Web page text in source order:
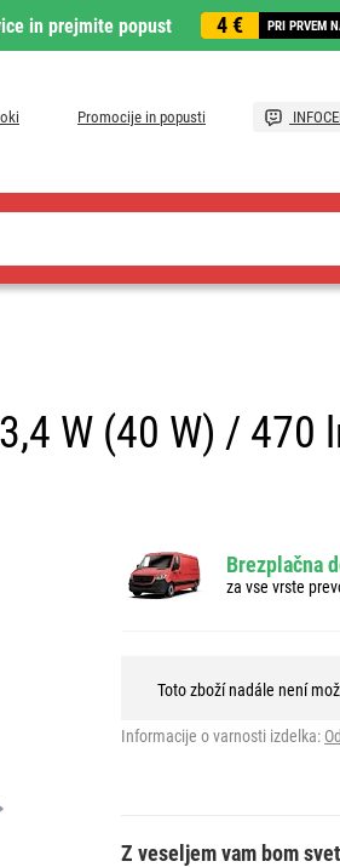
in prejmite popust 4 € PRI PRVEM
Promocije in popusti
W (40 W) / 470
Brezplačna
za vse vrste
Toto zboží nadále není
Informacije o varnosti izdelka:
Z veseljem vam bom